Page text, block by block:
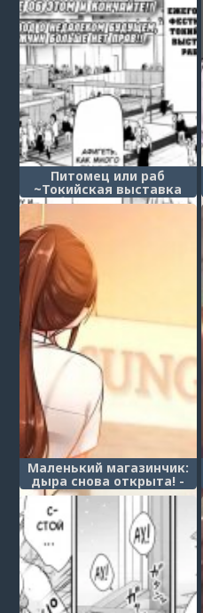
Питомец или раб
~Токийская выставка
рабов~ (Pet or slave
Маленький магазинчик:
дыра снова открыта! -
Глава 5